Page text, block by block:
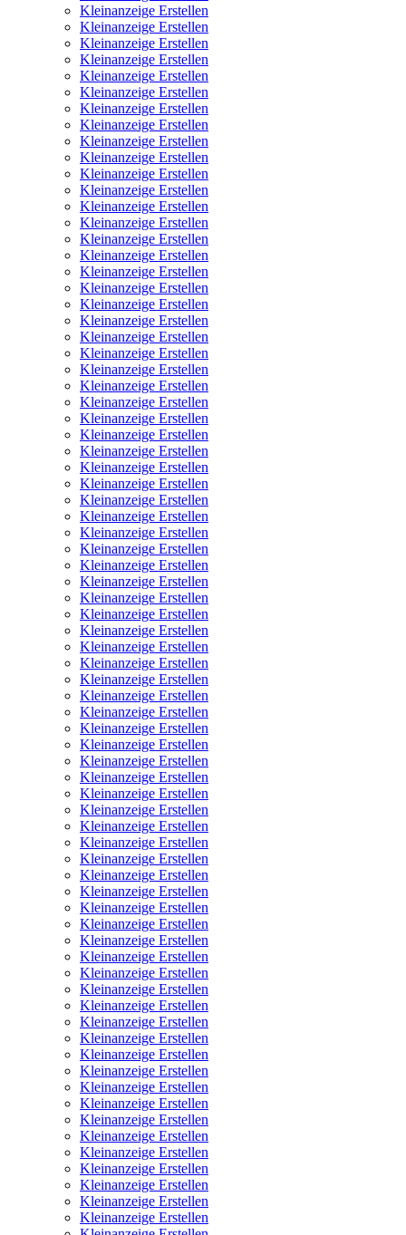
Kleinanzeige Erstellen
Kleinanzeige Erstellen
Kleinanzeige Erstellen
Kleinanzeige Erstellen
Kleinanzeige Erstellen
Kleinanzeige Erstellen
Kleinanzeige Erstellen
Kleinanzeige Erstellen
Kleinanzeige Erstellen
Kleinanzeige Erstellen
Kleinanzeige Erstellen
Kleinanzeige Erstellen
Kleinanzeige Erstellen
Kleinanzeige Erstellen
Kleinanzeige Erstellen
Kleinanzeige Erstellen
Kleinanzeige Erstellen
Kleinanzeige Erstellen
Kleinanzeige Erstellen
Kleinanzeige Erstellen
Kleinanzeige Erstellen
Kleinanzeige Erstellen
Kleinanzeige Erstellen
Kleinanzeige Erstellen
Kleinanzeige Erstellen
Kleinanzeige Erstellen
Kleinanzeige Erstellen
Kleinanzeige Erstellen
Kleinanzeige Erstellen
Kleinanzeige Erstellen
Kleinanzeige Erstellen
Kleinanzeige Erstellen
Kleinanzeige Erstellen
Kleinanzeige Erstellen
Kleinanzeige Erstellen
Kleinanzeige Erstellen
Kleinanzeige Erstellen
Kleinanzeige Erstellen
Kleinanzeige Erstellen
Kleinanzeige Erstellen
Kleinanzeige Erstellen
Kleinanzeige Erstellen
Kleinanzeige Erstellen
Kleinanzeige Erstellen
Kleinanzeige Erstellen
Kleinanzeige Erstellen
Kleinanzeige Erstellen
Kleinanzeige Erstellen
Kleinanzeige Erstellen
Kleinanzeige Erstellen
Kleinanzeige Erstellen
Kleinanzeige Erstellen
Kleinanzeige Erstellen
Kleinanzeige Erstellen
Kleinanzeige Erstellen
Kleinanzeige Erstellen
Kleinanzeige Erstellen
Kleinanzeige Erstellen
Kleinanzeige Erstellen
Kleinanzeige Erstellen
Kleinanzeige Erstellen
Kleinanzeige Erstellen
Kleinanzeige Erstellen
Kleinanzeige Erstellen
Kleinanzeige Erstellen
Kleinanzeige Erstellen
Kleinanzeige Erstellen
Kleinanzeige Erstellen
Kleinanzeige Erstellen
Kleinanzeige Erstellen
Kleinanzeige Erstellen
Kleinanzeige Erstellen
Kleinanzeige Erstellen
Kleinanzeige Erstellen
Kleinanzeige Erstellen